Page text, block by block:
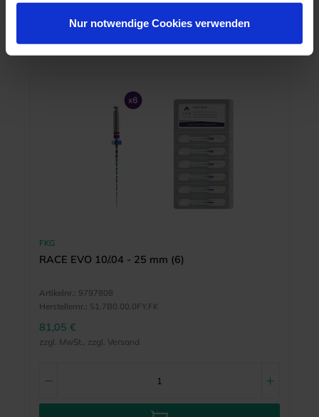
Nur notwendige Cookies verwenden
MEHR INFO
FKG
RACE EVO 10/.04 - 25 mm (6)
Artikelnr.: 9797808
Herstellernr.: S1.7B0.00.0FY.FK
81,05 €
zzgl. MwSt., zzgl. Versand